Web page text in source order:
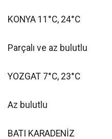
KONYA 11°C, 24°C
Parçalı ve az bulutlu
YOZGAT 7°C, 23°C
Az bulutlu
BATI KARADENİZ